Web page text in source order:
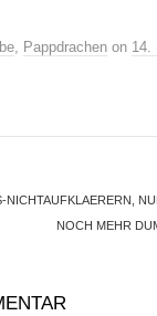
, Pappdrachen on 14.
NICHTAUFKLAERERN,
NOCH MEHR